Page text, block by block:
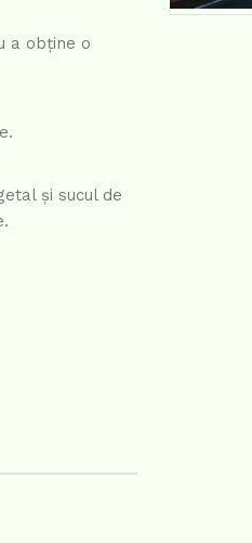
a obține o
și sucul de